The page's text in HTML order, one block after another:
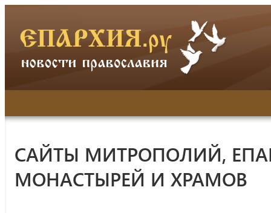
САЙТЫ МИТРОПОЛИЙ,
МОНАСТЫРЕЙ И ХРАМОВ